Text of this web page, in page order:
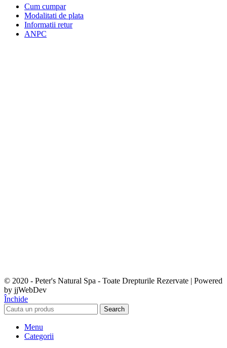
Cum cumpar
Modalitati de plata
Informatii retur
ANPC
© 2020 - Peter's Natural Spa - Toate Drepturile Rezervate | Powered
by jjWebDev
Închide
Search
Menu
Categorii